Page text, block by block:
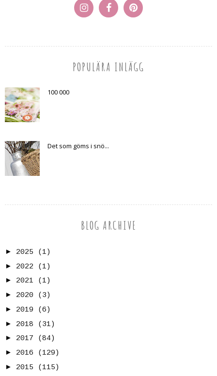
POPULÄRA INLÄGG
100 000
Det som göms i snö...
BLOG ARCHIVE
► 2025
(1)
► 2022
(1)
► 2021
(1)
► 2020
(3)
► 2019
(6)
► 2018
(31)
► 2017
(84)
► 2016
(129)
► 2015
(115)